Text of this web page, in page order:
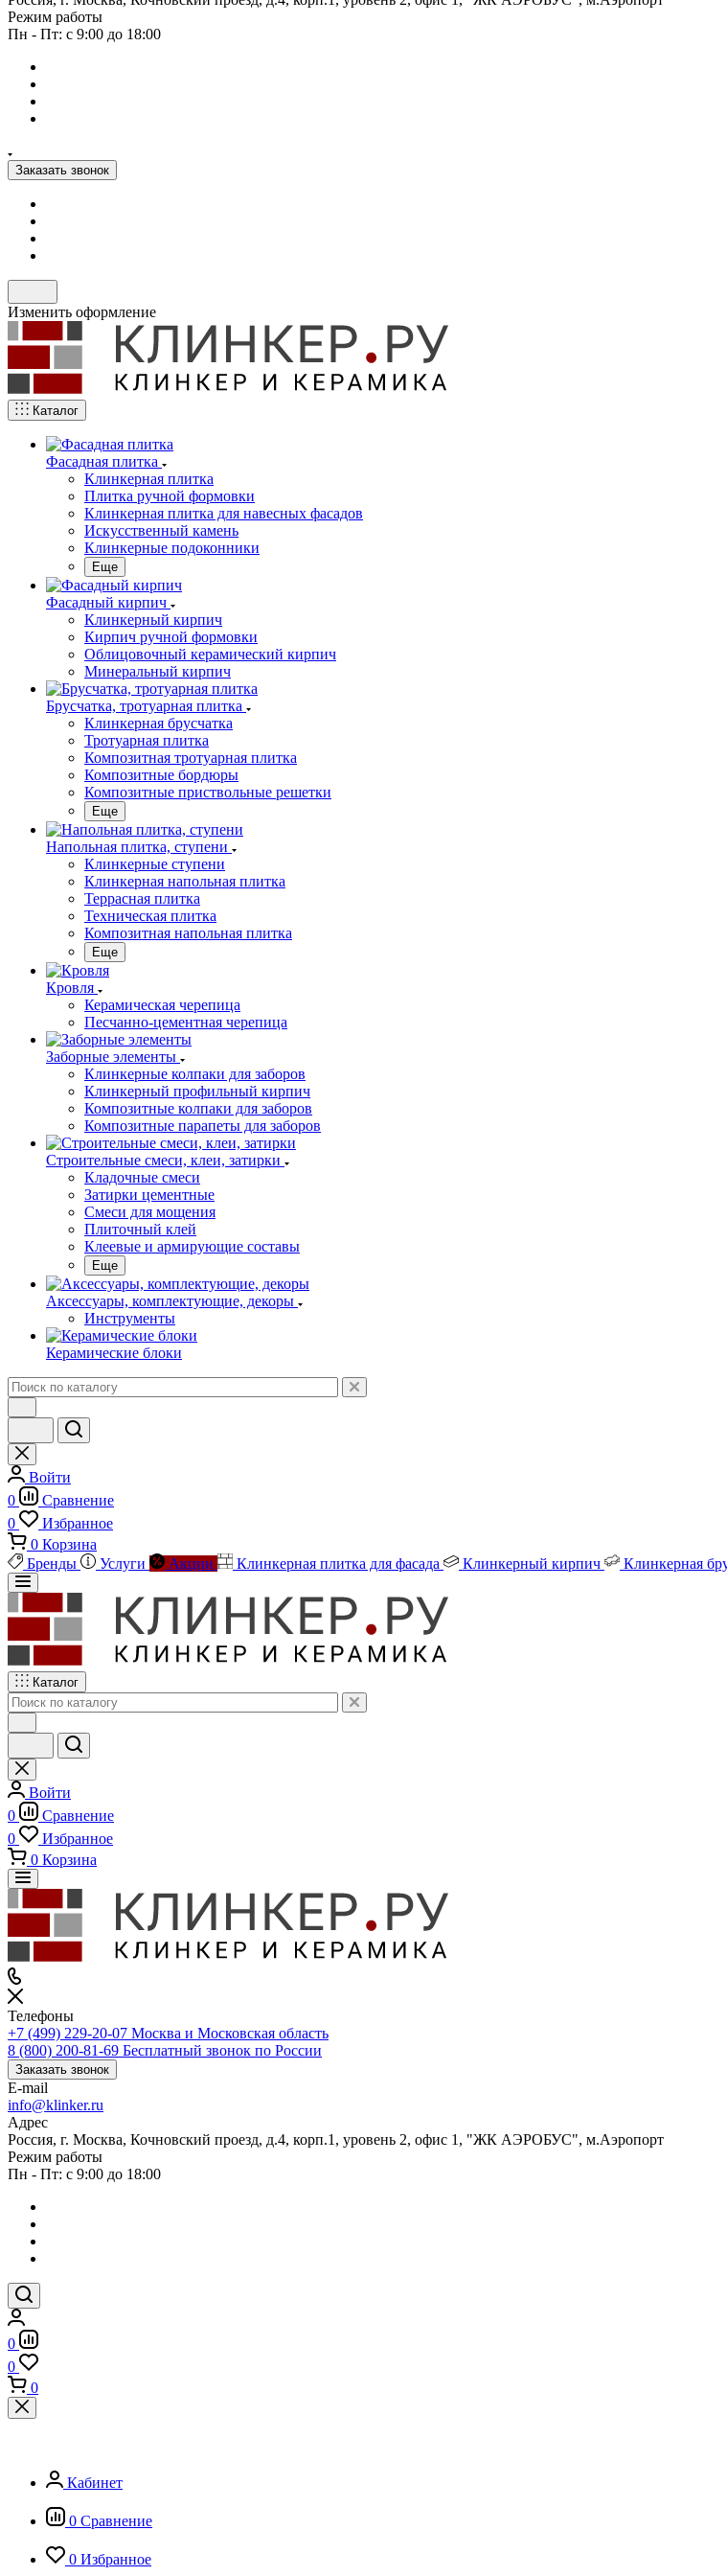
Режим работы
Пн - Пт: с 9:00 до 18:00
Заказать звонок
Изменить оформление
Каталог
Фасадная плитка
Клинкерная плитка
Плитка ручной формовки
Клинкерная плитка для навесных фасадов
Искусственный камень
Клинкерные подоконники
Еще
Фасадный кирпич
Клинкерный кирпич
Кирпич ручной формовки
Облицовочный керамический кирпич
Минеральный кирпич
Брусчатка, тротуарная плитка
Клинкерная брусчатка
Тротуарная плитка
Композитная тротуарная плитка
Композитные бордюры
Композитные приствольные решетки
Еще
Напольная плитка, ступени
Клинкерные ступени
Клинкерная напольная плитка
Террасная плитка
Техническая плитка
Композитная напольная плитка
Еще
Кровля
Керамическая черепица
Песчанно-цементная черепица
Заборные элементы
Клинкерные колпаки для заборов
Клинкерный профильный кирпич
Композитные колпаки для заборов
Композитные парапеты для заборов
Строительные смеси, клеи, затирки
Кладочные смеси
Затирки цементные
Смеси для мощения
Плиточный клей
Клеевые и армирующие составы
Еще
Аксессуары, комплектующие, декоры
Инструменты
Керамические блоки
Войти
0
Сравнение
0
Избранное
0 Корзина
Бренды
Услуги Акции Клинкерная плитка для фасада Клинкерный кирпич Клинкерная
Каталог
Войти
0
Сравнение
0
Избранное
0 Корзина
Телефоны
+7 (499) 229-20-07 Москва и Московская область
8 (800) 200-81-69 Бесплатный звонок по России
Заказать звонок
E-mail
info@klinker.ru
Адрес
Россия, г. Москва, Кочновский проезд, д.4, корп.1, уровень 2, офис 1, "ЖК АЭРОБУС", м.Аэропорт
Режим работы
Пн - Пт: с 9:00 до 18:00
0
0
0
Кабинет
0 Сравнение
0 Избранное